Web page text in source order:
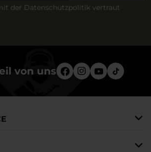
der Datenschutzpolitik vertraut
von uns